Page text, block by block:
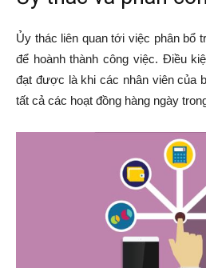
Ủy thác liên quan tới việc phân bổ
để hoành thành công việc. Điều
đạt được là khi các nhân viên của
tất cả các hoạt đồng hàng ngày